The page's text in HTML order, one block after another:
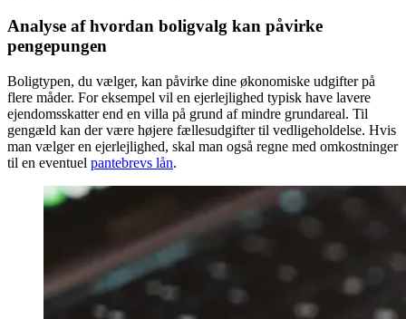
Analyse af hvordan boligvalg kan påvirke
pengepungen
Boligtypen, du vælger, kan påvirke dine økonomiske udgifter på
flere måder. For eksempel vil en ejerlejlighed typisk have lavere
ejendomsskatter end en villa på grund af mindre grundareal. Til
gengæld kan der være højere fællesudgifter til vedligeholdelse. Hvis
man vælger en ejerlejlighed, skal man også regne med omkostninger
til en eventuel pantebrevs lån.